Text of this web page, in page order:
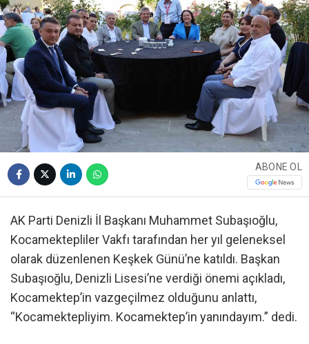
ABONE OL
AK Parti Denizli İl Başkanı Muhammet Subaşıoğlu,
Kocamektepliler Vakfı tarafından her yıl geleneksel
olarak düzenlenen Keşkek Günü’ne katıldı. Başkan
Subaşıoğlu, Denizli Lisesi’ne verdiği önemi açıkladı,
Kocamektep’in vazgeçilmez olduğunu anlattı,
“Kocamektepliyim. Kocamektep’in yanındayım.” dedi.